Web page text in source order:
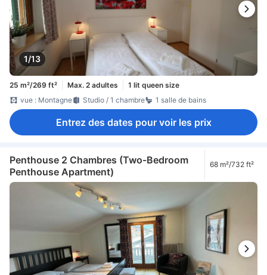
1/13
25 m²/269 ft² Max. 2 adultes
1 lit queen size
vue : Montagne
Studio / 1 chambre 1 salle de bains
Entrez des dates pour voir les prix
Penthouse 2 Chambres (Two-Bedroom
Penthouse Apartment)
68 m²/732 ft²